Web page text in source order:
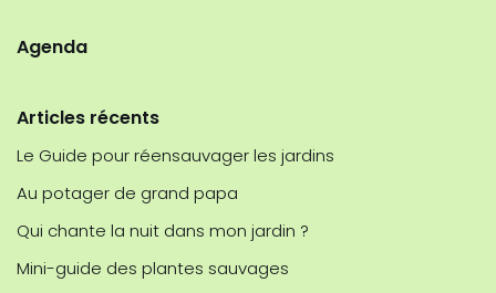
Agenda
Articles récents
Le Guide pour réensauvager les jardins
Au potager de grand papa
Qui chante la nuit dans mon jardin ?
Mini-guide des plantes sauvages